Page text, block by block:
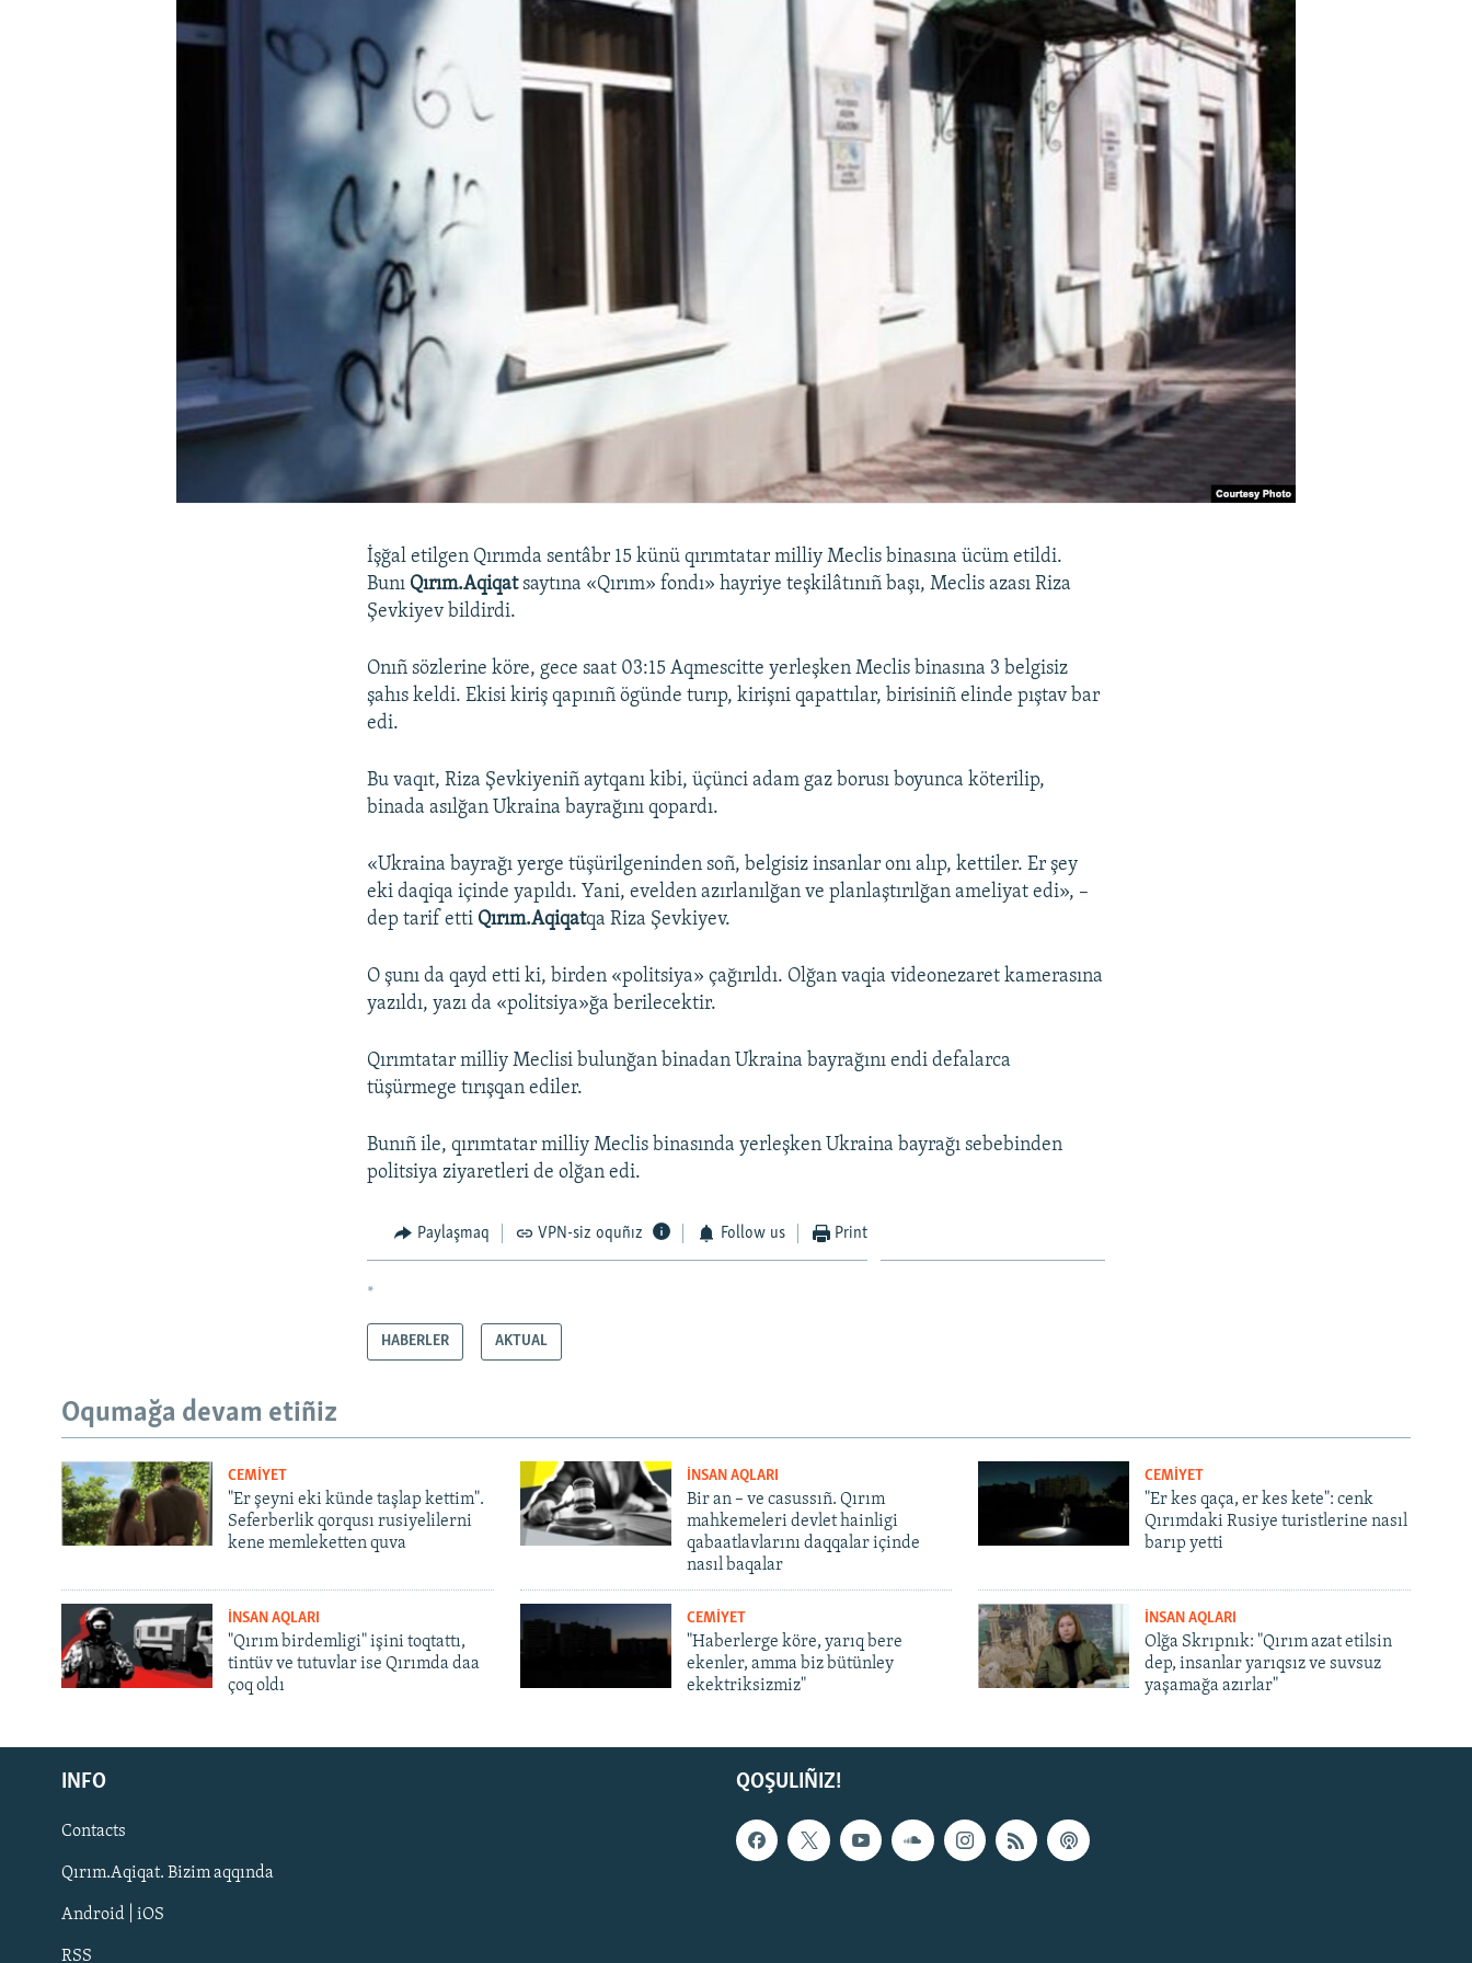
Русский
Українською
QOŞULIÑIZ!
İşğal etilgen Qırımda sentâbr 15 künü qırımtatar milliy Meclis binasına ücüm etildi.
Bunı Qırım.Aqiqatsaytına «Qırım» fondı» hayriye teşkilâtınıñ başı, Meclis azası Riza
Şevkiyev bildirdi.
Onıñ sözlerine köre, gece saat 03:15 Aqmescitte yerleşken Meclis binasına 3 belgisiz
şahıs keldi. Ekisi kiriş qapınıñ ögünde turıp, kirişni qapattılar, birisiniñ elinde pıştav bar
edi.
Bu vaqıt, Riza Şevkiyeniñ aytqanı kibi, üçünci adam gaz borusı boyunca köterilip,
binada asılğan Ukraina bayrağını qopardı.
«Ukraina bayrağı yerge tüşürilgeninden soñ, belgisiz insanlar onı alıp, kettiler. Er şey
eki daqiqa içinde yapıldı. Yani, evelden azırlanılğan ve planlaştırılğan ameliyat edi», –
dep tarif etti Qırım.Aqiqatqa Riza Şevkiyev.
O şunı da qayd etti ki, birden «politsiya» çağırıldı. Olğan vaqia videonezaret kamerasına
yazıldı, yazı da «politsiya»ğa berilecektir.
Qırımtatar milliy Meclisi bulunğan binadan Ukraina bayrağını endi defalarca
tüşürmege tırışqan ediler.
Bunıñ ile, qırımtatar milliy Meclis binasında yerleşken Ukraina bayrağı sebebinden
politsiya ziyaretleri de olğan edi.
Paylaşmaq VPN-siz oquñız Follow us Print
*
HABERLER AKTUAL
Oqumağa devam etiñiz
CEMİYET
"Er şeyni eki künde taşlap kettim".
Seferberlik qorqusı rusiyelilerni
kene memleketten quva
İNSAN AQLARI
Bir an – ve casussıñ. Qırım
mahkemeleri devlet hainligi
qabaatlavlarını daqqalar içinde
nasıl baqalar
CEMİYET
"Er kes qaça, er kes kete": cenk
Qırımdaki Rusiye turistlerine nasıl
barıp yetti
İNSAN AQLARI
"Qırım birdemligi" işini toqtattı,
tintüv ve tutuvlar ise Qırımda daa
çoq oldı
CEMİYET
"Haberlerge köre, yarıq bere
ekenler, amma biz bütünley
ekektriksizmiz"
İNSAN AQLARI
Olğa Skrıpnık: "Qırım azat etilsin
dep, insanlar yarıqsız ve suvsuz
yaşamağa azırlar"
QOŞULIÑIZ!
INFO
Contacts
Qırım.Aqiqat. Bizim aqqında
Android | iOS
RSS